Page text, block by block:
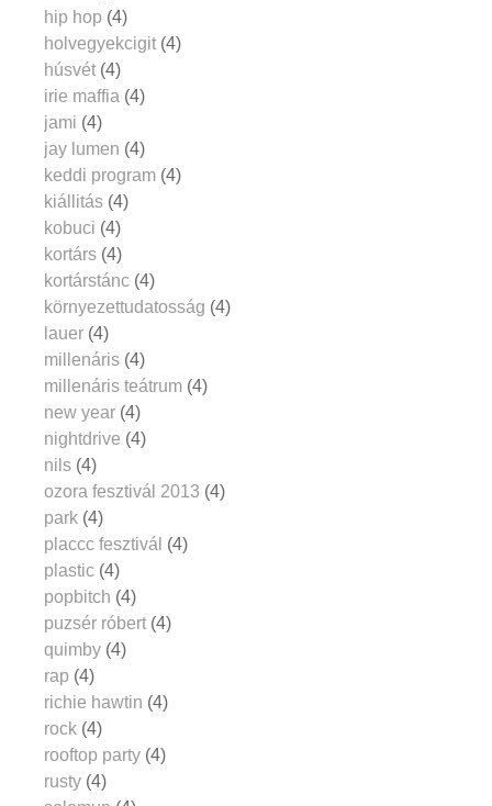
hip hop (4)
holvegyekcigit (4)
húsvét (4)
irie maffia (4)
jami (4)
jay lumen (4)
keddi program (4)
kiállitás (4)
kobuci (4)
kortárs (4)
kortárstánc (4)
környezettudatosság (4)
lauer (4)
millenáris (4)
millenáris teátrum (4)
new year (4)
nightdrive (4)
nils (4)
ozora fesztivál 2013 (4)
park (4)
placcc fesztivál (4)
plastic (4)
popbitch (4)
puzsér róbert (4)
quimby (4)
rap (4)
richie hawtin (4)
rock (4)
rooftop party (4)
rusty (4)